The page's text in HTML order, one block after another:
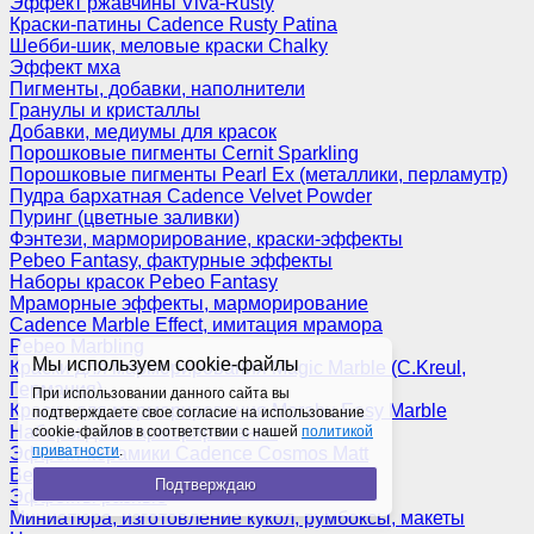
Краски-патины Cadence Rusty Patina
Шебби-шик, меловые краски Chalky
Эффект мха
Пигменты, добавки, наполнители
Гранулы и кристаллы
Добавки, медиумы для красок
Порошковые пигменты Cernit Sparkling
Порошковые пигменты Pearl Ex (металлики, перламутр)
Пудра бархатная Cadence Velvet Powder
Пуринг (цветные заливки)
Фэнтези, марморирование, краски-эффекты
Pebeo Fantasy, фактурные эффекты
Наборы красок Pebeo Fantasy
Мраморные эффекты, марморирование
Cadence Marble Effect, имитация мрамора
Pebeo Marbling
Краски для марморирования Magic Marble (C.Kreul,
Германия)
Краски для марморирования Marabu Easy Marble
Наборы для марморирования
Эффект керамики Cadence Cosmos Matt
Венецианская штукатурка
Эффекты разные
Миниатюра, изготовление кукол, румбоксы, макеты
Мы используем cookie-файлы
При использовании данного сайта вы
подтверждаете свое согласие на использование
cookie-файлов в соответствии с нашей политикой
приватности.
Подтверждаю